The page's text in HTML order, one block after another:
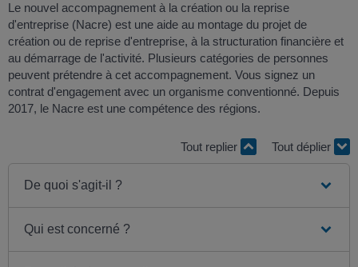
Le nouvel accompagnement à la création ou la reprise
d'entreprise (Nacre) est une aide au montage du projet de
création ou de reprise d'entreprise, à la structuration financière et
au démarrage de l'activité. Plusieurs catégories de personnes
peuvent prétendre à cet accompagnement. Vous signez un
contrat d'engagement avec un organisme conventionné. Depuis
2017, le Nacre est une compétence des régions.
Tout replier Tout déplier
De quoi s'agit-il ?
Qui est concerné ?